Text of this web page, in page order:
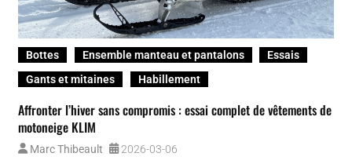
Bottes Ensemble manteau et pantalons
Essais
Gants et mitaines
Habillement
Affronter l’hiver sans compromis : essai complet de vêtements de
motoneige KLIM
Marc Thibeault 2026-03-06